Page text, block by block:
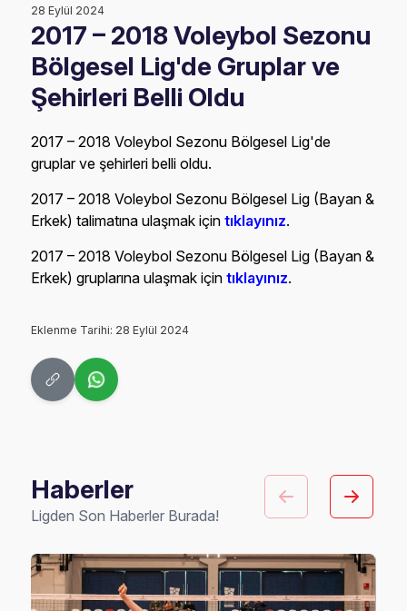
28 Eylül 2024
2017 – 2018 Voleybol Sezonu
Bölgesel Lig'de Gruplar ve
Şehirleri Belli Oldu
2017 – 2018 Voleybol Sezonu Bölgesel Lig'de
gruplar ve şehirleri belli oldu.
2017 – 2018 Voleybol Sezonu Bölgesel Lig (Bayan &
Erkek) talimatına ulaşmak içintıklayınız.
2017 – 2018 Voleybol Sezonu Bölgesel Lig (Bayan &
Erkek) gruplarına ulaşmak içintıklayınız.
Eklenme Tarihi: 28 Eylül 2024
Haberler
Ligden Son Haberler Burada!